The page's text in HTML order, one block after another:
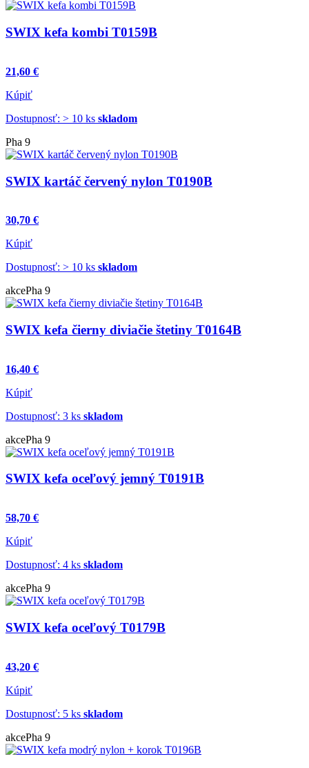
SWIX kefa kombi T0159B
21,60 €
Kúpiť
Dostupnosť: > 10 ks skladom
Pha 9
SWIX kartáč červený nylon T0190B
30,70 €
Kúpiť
Dostupnosť: > 10 ks skladom
akcePha 9
SWIX kefa čierny diviačie štetiny T0164B
16,40 €
Kúpiť
Dostupnosť: 3 ks skladom
akcePha 9
SWIX kefa oceľový jemný T0191B
58,70 €
Kúpiť
Dostupnosť: 4 ks skladom
akcePha 9
SWIX kefa oceľový T0179B
43,20 €
Kúpiť
Dostupnosť: 5 ks skladom
akcePha 9